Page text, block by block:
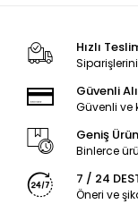
Hızlı
Güvenli
Güvenli ve
Geniş
Binlerce
7 / 24
Öneri ve